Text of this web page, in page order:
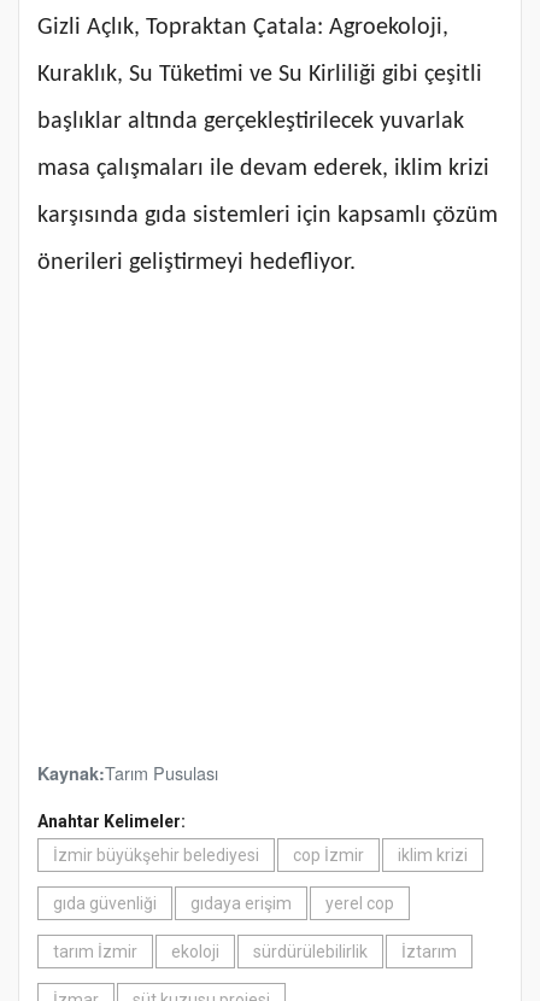
Gizli Açlık, Topraktan Çatala: Agroekoloji,
Kuraklık, Su Tüketimi ve Su Kirliliği gibi çeşitli
başlıklar altında gerçekleştirilecek yuvarlak
masa çalışmaları ile devam ederek, iklim krizi
karşısında gıda sistemleri için kapsamlı çözüm
önerileri geliştirmeyi hedefliyor.
Kaynak:Tarım Pusulası
Anahtar Kelimeler:
İzmir büyükşehir belediyesi
cop İzmir iklim krizi
gıda güvenliği gıdaya erişim yerel cop
tarım İzmir ekoloji sürdürülebilirlik İztarım